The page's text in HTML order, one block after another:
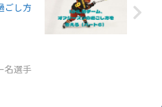
ごし方
名選手